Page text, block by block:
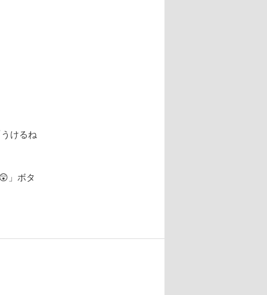
けるね
」ボタ